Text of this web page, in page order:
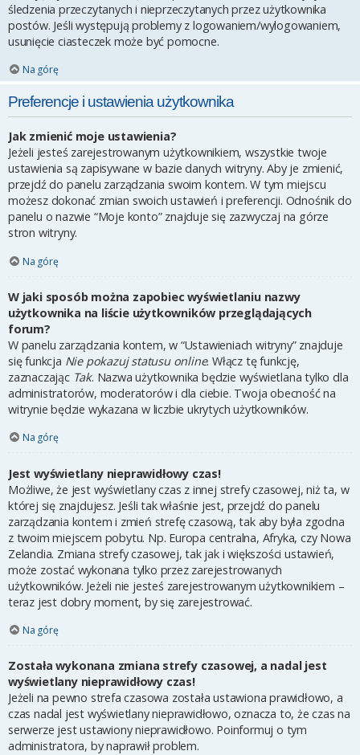
śledzenia przeczytanych i nieprzeczytanych przez użytkownika
postów. Jeśli występują problemy z logowaniem/wylogowaniem,
usunięcie ciasteczek może być pomocne.
Na górę
Preferencje i ustawienia użytkownika
Jak zmienić moje ustawienia?
Jeżeli jesteś zarejestrowanym użytkownikiem, wszystkie twoje
ustawienia są zapisywane w bazie danych witryny. Aby je zmienić,
przejdź do panelu zarządzania swoim kontem. W tym miejscu
możesz dokonać zmian swoich ustawień i preferencji. Odnośnik do
panelu o nazwie “Moje konto” znajduje się zazwyczaj na górze
stron witryny.
Na górę
W jaki sposób można zapobiec wyświetlaniu nazwy
użytkownika na liście użytkowników przeglądających
forum?
W panelu zarządzania kontem, w “Ustawieniach witryny” znajduje
się funkcja Nie pokazuj statusu online. Włącz tę funkcję,
zaznaczając Tak. Nazwa użytkownika będzie wyświetlana tylko dla
administratorów, moderatorów i dla ciebie. Twoja obecność na
witrynie będzie wykazana w liczbie ukrytych użytkowników.
Na górę
Jest wyświetlany nieprawidłowy czas!
Możliwe, że jest wyświetlany czas z innej strefy czasowej, niż ta, w
której się znajdujesz. Jeśli tak właśnie jest, przejdź do panelu
zarządzania kontem i zmień strefę czasową, tak aby była zgodna
z twoim miejscem pobytu. Np. Europa centralna, Afryka, czy Nowa
Zelandia. Zmiana strefy czasowej, tak jak i większości ustawień,
może zostać wykonana tylko przez zarejestrowanych
użytkowników. Jeżeli nie jesteś zarejestrowanym użytkownikiem –
teraz jest dobry moment, by się zarejestrować.
Na górę
Została wykonana zmiana strefy czasowej, a nadal jest
wyświetlany nieprawidłowy czas!
Jeżeli na pewno strefa czasowa została ustawiona prawidłowo, a
czas nadal jest wyświetlany nieprawidłowo, oznacza to, że czas na
serwerze jest ustawiony nieprawidłowo. Poinformuj o tym
administratora, by naprawił problem.